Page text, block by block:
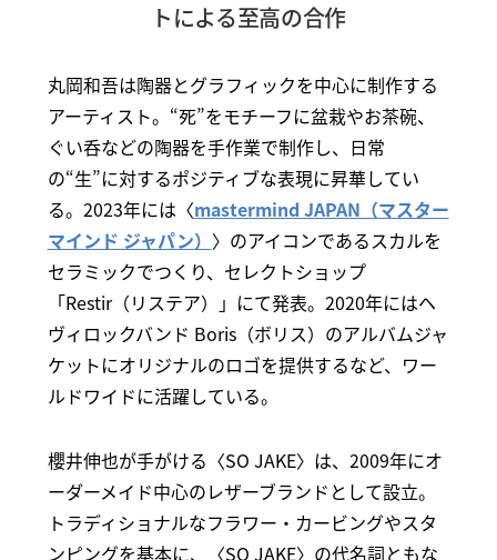
トによる至高の合作
丸岡和吾は陶器とグラフィックを中心に制作する
アーティスト。“死”をモチーフに盆栽やお茶碗、
ぐい呑などの陶器を手作業で制作し、日常
の“生”に対するポジティブな表現に昇華してい
る。2023年には〈mastermind JAPAN（マスター
マインド ジャパン） 〉のアイコンであるスカルを
セラミックでつくり、セレクトショップ
「Restir（リステア）」にて発表。2020年にはヘ
ヴィロックバンド Boris（ボリス）のアルバムジャ
ケットにオリジナルのロゴを提供するなど、ワー
ルドワイドに活躍している。
櫻井伸也が手がける〈SO JAKE〉は、2009年にオ
ーダーメイド中心のレザーブランドとして設立。
トラディショナルなフラワー・カービングやスタ
ンピングを基本に、〈SO JAKE〉の代名詞ともな